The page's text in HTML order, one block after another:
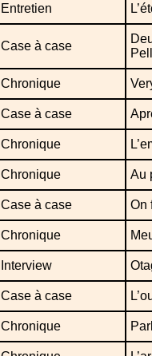
Entretien
Case à case
Chronique
Case à case
Chronique
Chronique Au
Case à case On
Chronique
Interview
Case à case
Chronique